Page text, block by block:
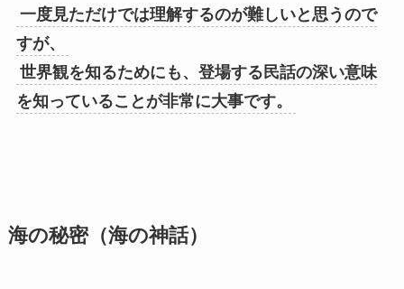
一度見ただけでは理解するのが難しいと思うので
すが、
世界観を知るためにも、登場する民話の深い意味
を知っていることが非常に大事です。
海の秘密（海の神話）